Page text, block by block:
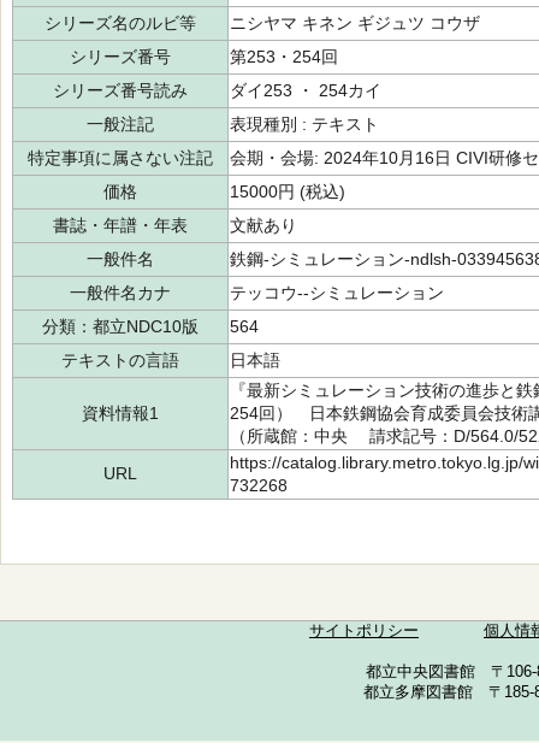
シリーズ名のルビ等
ニシヤマ キネン ギジュツ コウザ
シリーズ番号
第253・254回
シリーズ番号読み
ダイ253 ・ 254カイ
一般注記
表現種別 : テキスト
特定事項に属さない注記
会期・会場: 2024年10月16日 CIVI研修
価格
15000円 (税込)
書誌・年譜・年表
文献あり
一般件名
鉄鋼-シミュレーション-ndlsh-
一般件名カナ
テッコウ--シミュレーション
分類：都立NDC10版
564
テキストの言語
日本語
資料情報1
『最新シミュレーション技術の進歩と
254回） 日本鉄鋼協会育成委員会技
（所蔵館：中央 請求記号：D/564.0/
URL
https://catalog.library.metro.tokyo.lg.jp/
732268
サイトポリシー 個人情
都立中央図書館 〒
都立多摩図書館 〒185-